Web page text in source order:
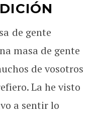
de gente
masa de gente
de vosotros
La he visto
a sentir lo